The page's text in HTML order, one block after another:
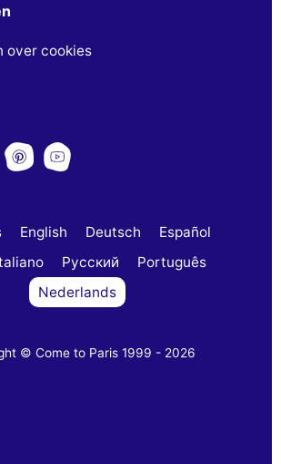
over cookies
English Deutsch
Español
Русский
Português
Nederlands
© Come to Paris 1999 - 2026